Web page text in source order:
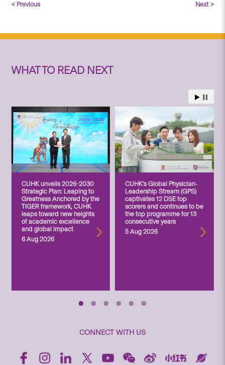
< Previous Next >
WHAT TO READ NEXT
CUHK unveils 2026-2030
Strategic Plan: Leaping to
Greatness Anchored by the
TIGER framework, CUHK
leaps toward new heights
of academic excellence
and global impact
6 Aug 2026
CUHK’s Global Physician-
Leadership Stream (GPS)
captivates 12 DSE top
scorers and continues to be
the top programme for 13
consecutive years
5 Aug 2026
CONNECT WITH US